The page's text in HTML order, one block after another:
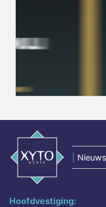
Hoofdvestiging: